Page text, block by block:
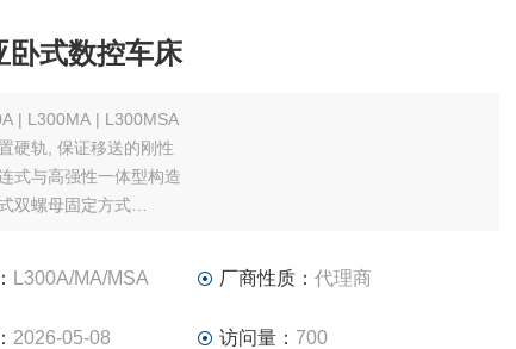
卧式数控车床
| L300MA | L300MSA
硬轨, 保证移送的刚性
式与高强性一体型构造
双螺母固定方式
, 实现工序集约化-副主轴适合机型
L300A/MA/MSA 厂商性质： 代理商
2026-05-08 访问量： 700